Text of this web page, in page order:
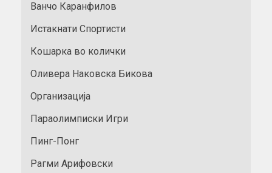
Ванчо Каранфилов
Истакнати Спортисти
Кошарка во колички
Оливера Наковска Бикова
Организација
Параолимписки Игри
Пинг-Понг
Рагми Арифовски